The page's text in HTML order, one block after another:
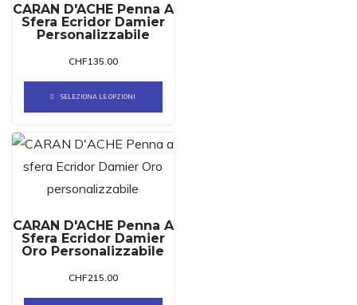
CARAN D'ACHE Penna A
Sfera Ecridor Damier
Personalizzabile
CHF135.00
SELEZIONA LE OPZIONI
CARAN D'ACHE Penna A
Sfera Ecridor Damier
Oro Personalizzabile
CHF215.00